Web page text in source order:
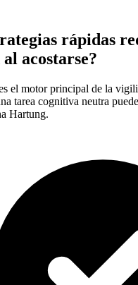
rápidas
acostarse?
el motor principal de la
tarea cognitiva neutra
Hartung.